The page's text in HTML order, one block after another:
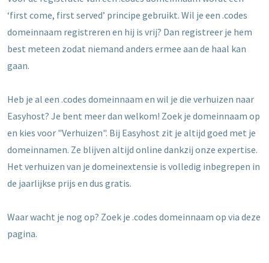
‘first come, first served’ principe gebruikt. Wil je een .codes
domeinnaam registreren en hij is vrij? Dan registreer je hem
best meteen zodat niemand anders ermee aan de haal kan
gaan.
Heb je al een .codes domeinnaam en wil je die verhuizen naar
Easyhost? Je bent meer dan welkom! Zoek je domeinnaam op
en kies voor "Verhuizen". Bij Easyhost zit je altijd goed met je
domeinnamen. Ze blijven altijd online dankzij onze expertise.
Het verhuizen van je domeinextensie is volledig inbegrepen in
de jaarlijkse prijs en dus gratis.
Waar wacht je nog op? Zoek je .codes domeinnaam op via deze
pagina.